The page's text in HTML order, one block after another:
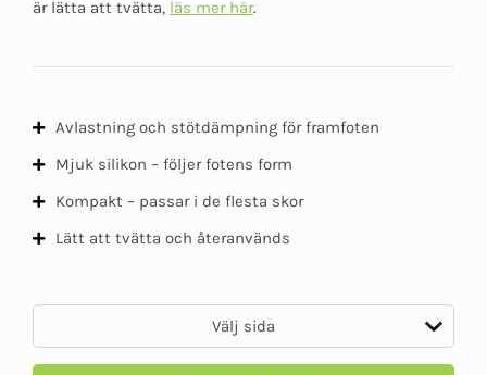
är lätta att tvätta, läs mer här.
Avlastning och stötdämpning för framfoten
Mjuk silikon – följer fotens form
Kompakt – passar i de flesta skor
Lätt att tvätta och återanvänds